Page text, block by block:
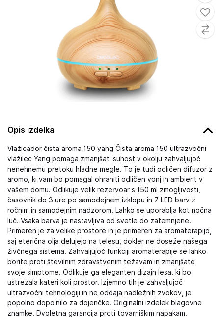
Opis izdelka
Vlažicador čista aroma 150 yang Čista aroma 150 ultrazvočni
vlažilec Yang pomaga zmanjšati suhost v okolju zahvaljujoč
nenehnemu pretoku hladne megle. To je tudi odličen difuzor z
aromo, ki vam bo pomagal ohraniti odličen vonj in ambient v
vašem domu. Odlikuje velik rezervoar s 150 ml zmogljivosti,
časovnik do 3 ure po samodejnem izklopu in 7 LED barv z
ročnim in samodejnim nadzorom. Lahko se uporablja kot nočna
luč. Vsaka barva je nastavljiva od svetle do zatemnjene.
Primeren je za velike prostore in je primeren za aromaterapijo,
saj eterična olja delujejo na telesu, dokler ne doseže našega
živčnega sistema. Zahvaljujoč funkciji aromaterapije se lahko
borite proti številnim zdravstvenim težavam in zmanjšate
svoje simptome. Odlikuje ga eleganten dizajn lesa, ki bo
ustrezala kateri koli prostor. Izjemno tih je zahvaljujoč
ultrazvočni tehnologiji in ne oddaja nadležnih zvokov, je
popolno dopolnilo za dojenčke. Originalni izdelek blagovne
znamke. Dvoletna garancija proti tovarniškim napakam.